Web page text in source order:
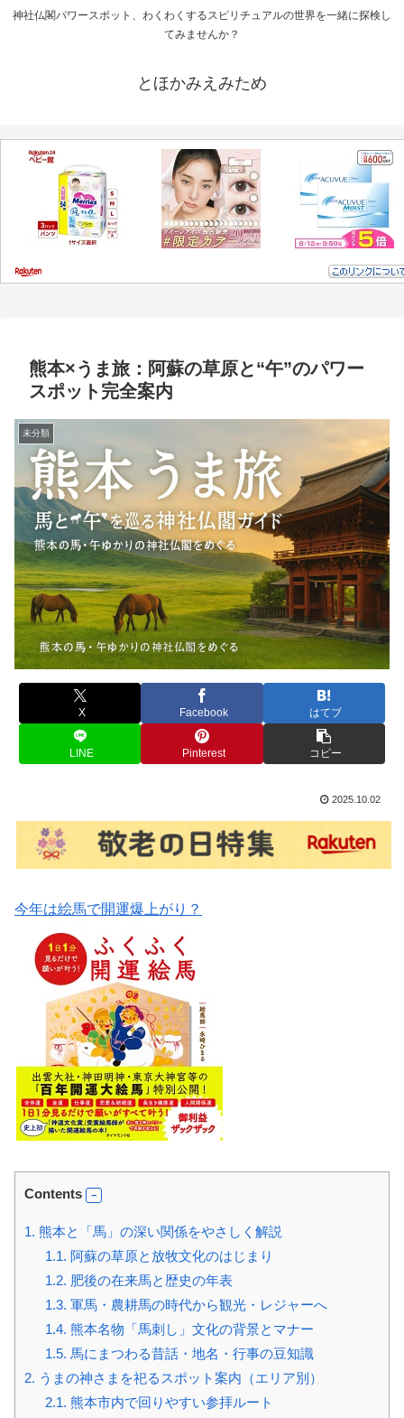
神社仏閣パワースポット、わくわくするスピリチュアルの世界を一緒に探検し
てみませんか？
とほかみえみため
熊本×うま旅：阿蘇の草原と“午”のパワー
スポット完全案内
未分類
X Facebook はてブ
LINE Pinterest コピー
2025.10.02
今年は絵馬で開運爆上がり？
Contents
1. 熊本と「馬」の深い関係をやさしく解説
1.1. 阿蘇の草原と放牧文化のはじまり
1.2. 肥後の在来馬と歴史の年表
1.3. 軍馬・農耕馬の時代から観光・レジャーへ
1.4. 熊本名物「馬刺し」文化の背景とマナー
1.5. 馬にまつわる昔話・地名・行事の豆知識
2. うまの神さまを祀るスポット案内（エリア別）
2.1. 熊本市内で回りやすい参拝ルート